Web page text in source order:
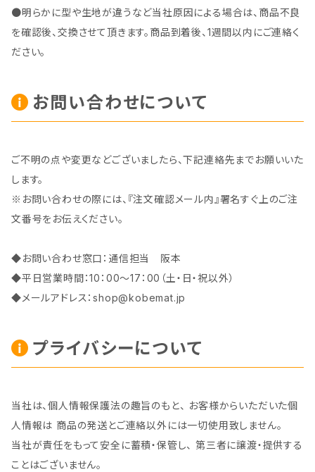
●明らかに型や生地が違うなど当社原因による場合は、商品不良
を確認後、交換させて頂きます。商品到着後、1週間以内にご連絡く
ださい。
お問い合わせについて
ご不明の点や変更などございましたら、下記連絡先までお願いいた
します。
※お問い合わせの際には、『注文確認メール内』署名すぐ上のご注
文番号をお伝えください。
◆お問い合わせ窓口：通信担当 阪本
◆平日営業時間：10：00～17：00（土・日・祝以外）
◆メールアドレス：shop@kobemat.jp
プライバシーについて
当社は、個人情報保護法の趣旨のもと、 お客様からいただいた個
人情報は 商品の発送とご連絡以外には一切使用致しません。
当社が責任をもって安全に蓄積・保管し、 第三者に譲渡・提供する
ことはございません。